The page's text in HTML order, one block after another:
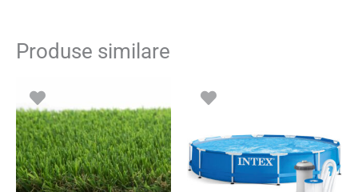
Produse similare